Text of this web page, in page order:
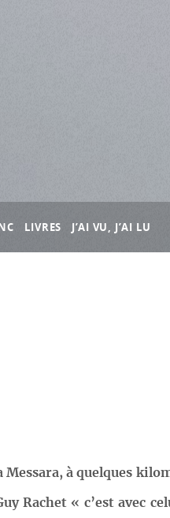
LIVRES J’AI VU, J’AI LU
à quelques
Rachet « c’est avec